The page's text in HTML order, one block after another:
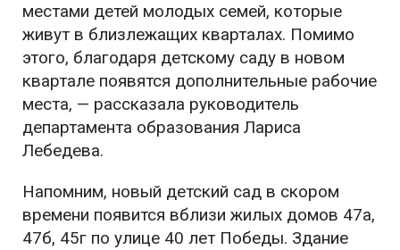
местами детей молодых семей, которые
живут в близлежащих кварталах. Помимо
этого, благодаря детскому саду в новом
квартале появятся дополнительные рабочие
места, — рассказала руководитель
департамента образования Лариса
Лебедева.
Напомним, новый детский сад в скором
времени появится вблизи жилых домов 47а,
47б, 45г по улице 40 лет Победы. Здание